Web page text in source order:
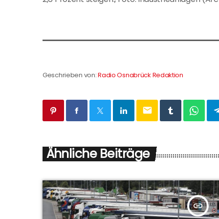
Geschrieben von:Radio Osnabrück Redaktion
email
Ähnliche Beiträge
insert_link